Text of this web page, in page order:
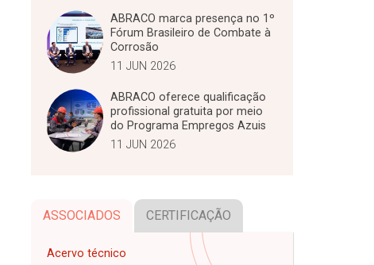
ABRACO marca presença no 1º
Fórum Brasileiro de Combate à
Corrosão
11 JUN 2026
ABRACO oferece qualificação
profissional gratuita por meio
do Programa Empregos Azuis
11 JUN 2026
ASSOCIADOS CERTIFICAÇÃO
Acervo técnico